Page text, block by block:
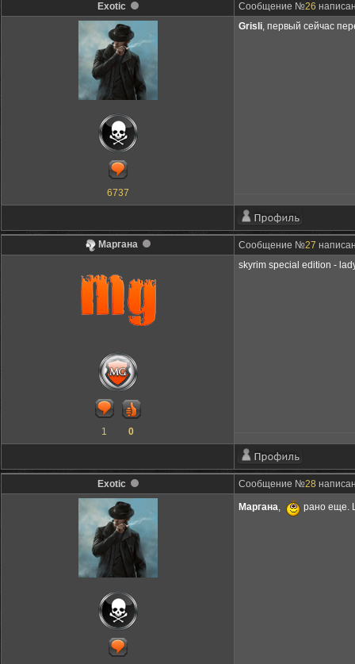
Exotic Сообщение №26
6737
Grisli, первый сейчас
Маргана Сообщение №27
1 0
skyrim special edition -
Exotic Сообщение №28
Маргана, рано еще.